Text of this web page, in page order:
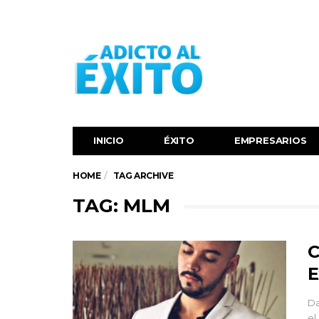
INICIO ÉXITO‬ EMPRESARIOS
HOME TAG ARCHIVE
TAG: MLM